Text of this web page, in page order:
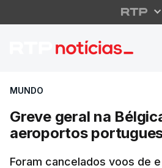
Greve geral
MUNDO
Greve geral na
aeroportos
Foram cancelados voos de